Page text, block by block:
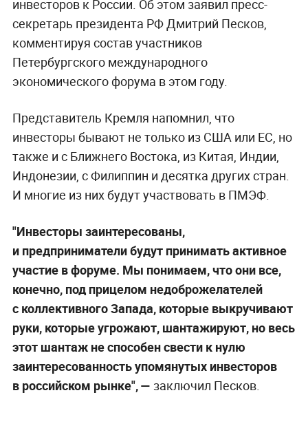
инвесторов к России. Об этом заявил пресс-
секретарь президента РФ Дмитрий Песков,
комментируя состав участников
Петербургского международного
экономического форума в этом году.
Представитель Кремля напомнил, что
инвесторы бывают не только из США или ЕС, но
также и с Ближнего Востока, из Китая, Индии,
Индонезии, с Филиппин и десятка других стран.
И многие из них будут участвовать в ПМЭФ.
"Инвесторы заинтересованы,
и предприниматели будут принимать активное
участие в форуме. Мы понимаем, что они все,
конечно, под прицелом недоброжелателей
с коллективного Запада, которые выкручивают
руки, которые угрожают, шантажируют, но весь
этот шантаж не способен свести к нулю
заинтересованность упомянутых инвесторов
в российском рынке", — заключил Песков.